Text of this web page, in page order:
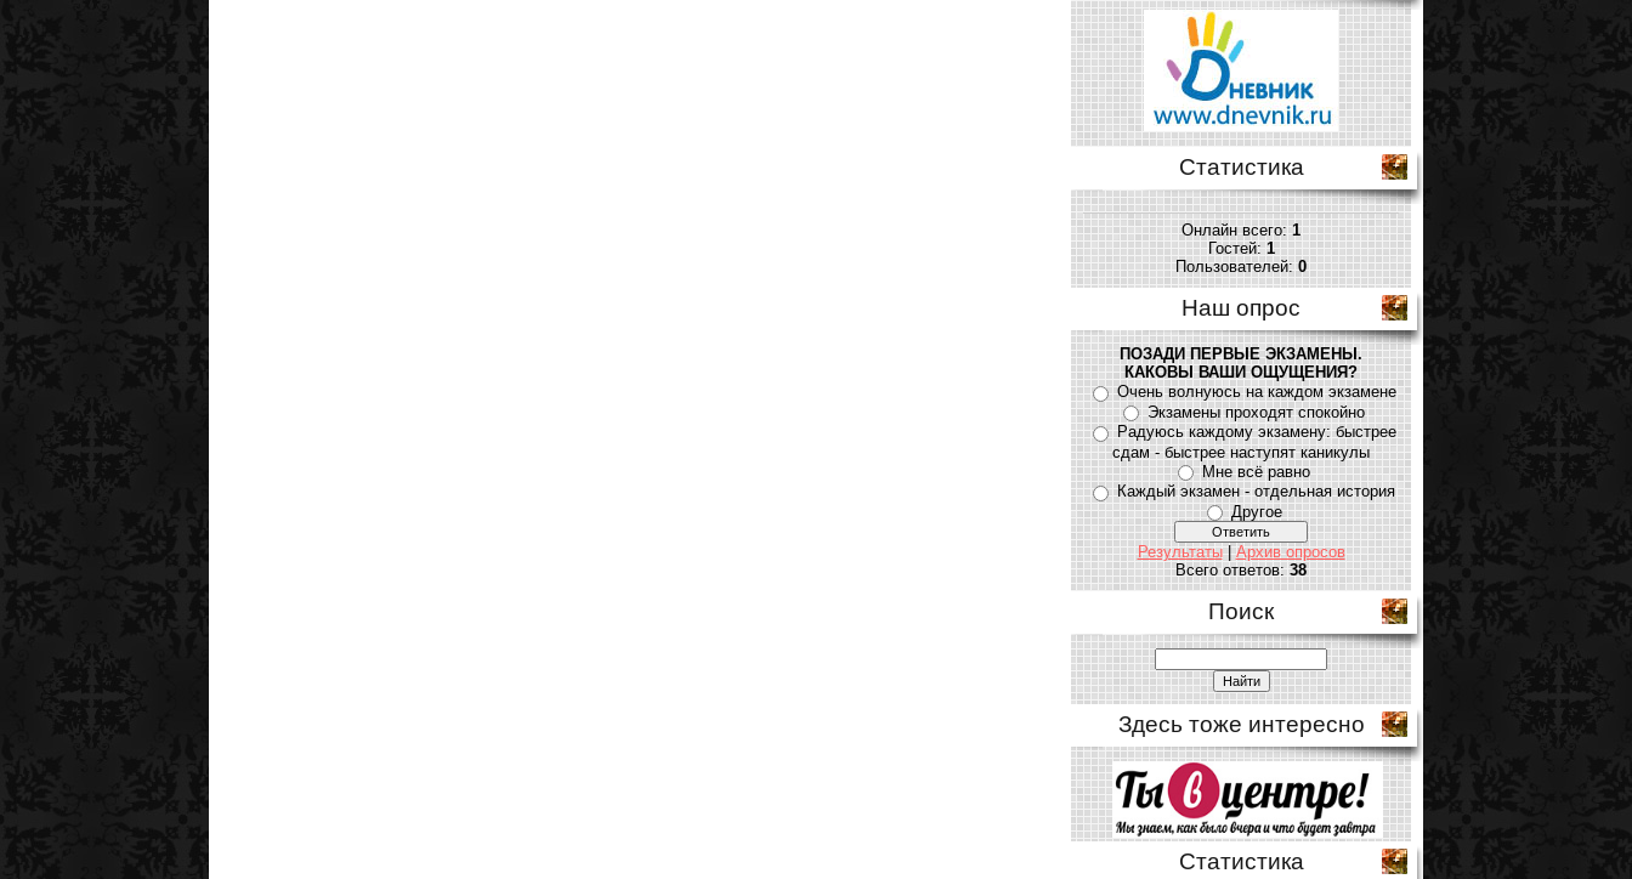
Статистика
Онлайн всего:1
Гостей:1
Пользователей:0
Наш опрос
ПОЗАДИ ПЕРВЫЕ ЭКЗАМЕНЫ.
КАКОВЫ ВАШИ ОЩУЩЕНИЯ?
Очень волнуюсь на каждом экзамене
Экзамены проходят спокойно
Радуюсь каждому экзамену: быстрее
сдам - быстрее наступят каникулы
Мне всё равно
Каждый экзамен - отдельная история
Другое
Результаты|Архив опросов
Всего ответов:38
Поиск
Здесь тоже интересно
Статистика